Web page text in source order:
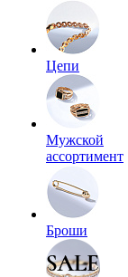
Цепи
Мужской
ассортимент
Броши